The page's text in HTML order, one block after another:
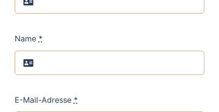
Name *
E-Mail-Adresse *